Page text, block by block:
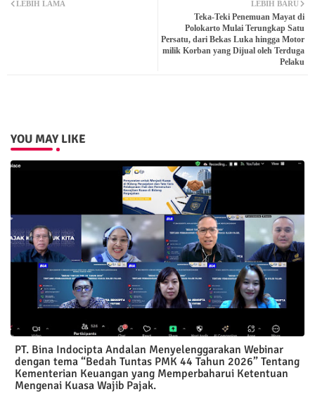
pp
LEBIH BARU
Teka-Teki Penemuan Mayat di
Polokarto Mulai Terungkap Satu
Persatu, dari Bekas Luka hingga Motor
milik Korban yang Dijual oleh Terduga
Pelaku
LEBIH LAMA
YOU MAY LIKE
PT. Bina Indocipta Andalan Menyelenggarakan Webinar
dengan tema “Bedah Tuntas PMK 44 Tahun 2026” Tentang
Kementerian Keuangan yang Memperbaharui Ketentuan
Mengenai Kuasa Wajib Pajak.